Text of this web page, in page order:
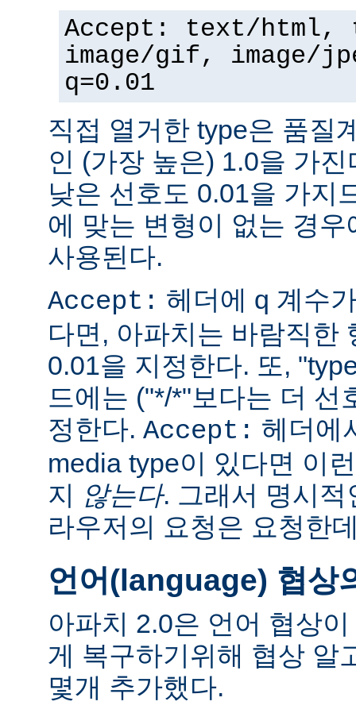
Accept: text/
image/gif, image/
q=0.01
직접 열거한 type은 품질
인 (가장 높은) 1.0을 가
낮은 선호도 0.01을 가지
에 맞는 변형이 없는 경
사용된다.
Accept: 헤더에 q 계수
다면, 아파치는 바람직한
0.01을 지정한다. 또,
드에는 ("*/*"보다는 더 선
정한다. Accept: 헤더에
media type이 있다면 이
지
않는다. 그래서 명시
라우저의 요청은 요청한
언어(language) 협상
아파치 2.0은 언어 협상
게 복구하기위해 협상 알
몇개 추가했다.